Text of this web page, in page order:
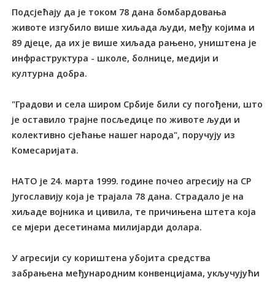
Подсјећају да је током 78 дана бомбардовања
животе изгубило више хиљада људи, међу којима и
89 дјеце, да их је више хиљада рањено, уништена је
инфраструктура - школе, болнице, медији и
културна добра.
"Градови и села широм Србије били су погођени, што
је оставило трајне посљедице по животе људи и
колективно сјећање нашег народа", поручују из
Комесаријата.
НАТО је 24. марта 1999. године почео агресију на СР
Југославију која је трајала 78 дана. Страдало је на
хиљаде војника и цивила, те причињена штета која
се мјери десетинама милијарди долара.
У агресији су кориштена убојита средства
забрањена међународним конвенцијама, укључујући